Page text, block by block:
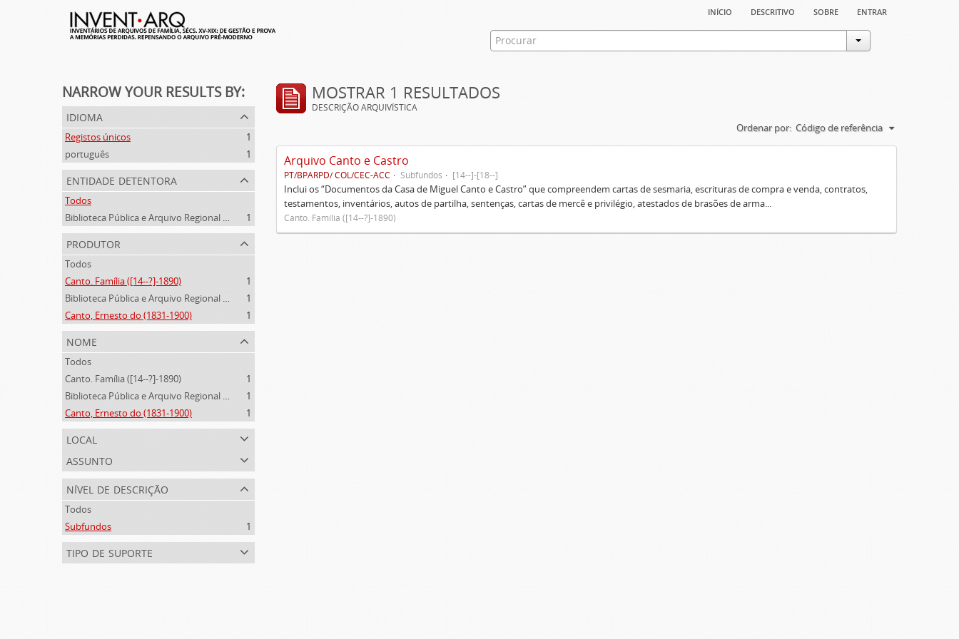
início descritivo sobre entrar
NARROW YOUR RESULTS BY:
idioma
Registos únicos
1
português
1
entidade detentora
Todos
Biblioteca Pública e Arquivo Regional de Ponta Delgada
1
produtor
Todos
Canto. Família ([14--?]-1890)
1
Biblioteca Pública e Arquivo Regional de Ponta Delgada (1841- )
1
Canto, Ernesto do (1831-1900)
1
nome
Todos
Canto. Família ([14--?]-1890)
1
Biblioteca Pública e Arquivo Regional de Ponta Delgada (1841- )
1
Canto, Ernesto do (1831-1900)
1
local
assunto
nível de descrição
Todos
Subfundos
1
tipo de suporte
MOSTRAR 1 RESULTADOS
DESCRIÇÃO ARQUIVÍSTICA
Ordenar por: Código de referência
Arquivo Canto e Castro
PT/BPARPD/ COL/CEC-ACC Subfundos [14--]-[18--]
Inclui os “Documentos da Casa de Miguel Canto e Castro” que compreendem cartas de sesmaria, escrituras de compra e venda, contratos,
testamentos, inventários, autos de partilha, sentenças, cartas de mercê e privilégio, atestados de brasões de arma...
Canto. Família ([14--?]-1890)